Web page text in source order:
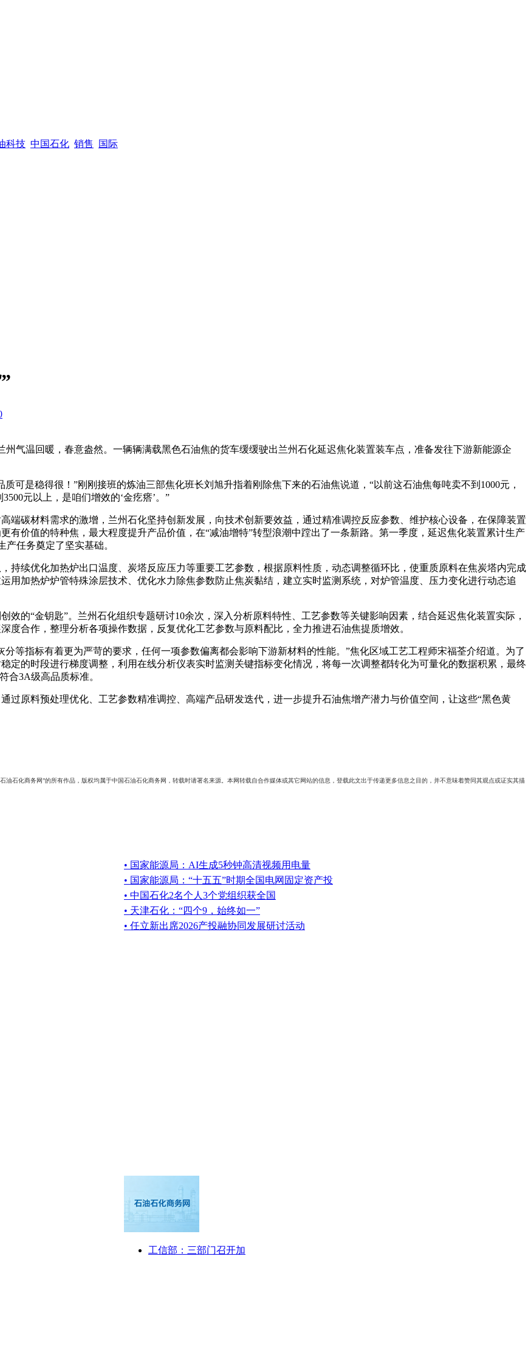
科技 中国石化 销售 国际
气温回暖，春意盎然。一辆辆满载黑色石油焦的货车缓缓驶出兰州石化延迟焦化装置装车点，准备发往下游新能源企
是稳得很！”刚刚接班的炼油三部焦化班长刘旭升指着刚除焦下来的石油焦说道，“以前这石油焦每吨卖不到1000元，
元以上，是咱们增效的‘金疙瘩’。”
碳材料需求的激增，兰州石化坚持创新发展，向技术创新要效益，通过精准调控反应参数、维护核心设备，在保障装置
有价值的特种焦，最大程度提升产品价值，在“减油增特”转型浪潮中蹚出了一条新路。第一季度，延迟焦化装置累计生产
产任务奠定了坚实基础。
续优化加热炉出口温度、炭塔反应压力等重要工艺参数，根据原料性质，动态调整循环比，使重质原料在焦炭塔内完成
用加热炉炉管特殊涂层技术、优化水力除焦参数防止焦炭黏结，建立实时监测系统，对炉管温度、压力变化进行动态追
的“金钥匙”。兰州石化组织专题研讨10余次，深入分析原料特性、工艺参数等关键影响因素，结合延迟焦化装置实际，
度合作，整理分析各项操作数据，反复优化工艺参数与原料配比，全力推进石油焦提质增效。
指标有着更为严苛的要求，任何一项参数偏离都会影响下游新材料的性能。”焦化区域工艺工程师宋福荃介绍道。为了
定的时段进行梯度调整，利用在线分析仪表实时监测关键指标变化情况，将每一次调整都转化为可量化的数据积累，最终
合3A级高品质标准。
原料预处理优化、工艺参数精准调控、高端产品研发迭代，进一步提升石油焦增产潜力与价值空间，让这些“黑色黄
石化商务网”的所有作品，版权均属于中国石油石化商务网，转载时请署名来源。本网转载自合作媒体或其它网站的信息，登载此文出于传递更多信息之目的，并不意味着赞同其观点或证实其描
• 国家能源局：AI生成5秒钟高清视频用电量
• 国家能源局：“十五五”时期全国电网固定资产投
• 中国石化2名个人3个党组织获全国
• 天津石化：“四个9，始终如一”
• 任立新出席2026产投融协同发展研讨活动
工信部：三部门召开加